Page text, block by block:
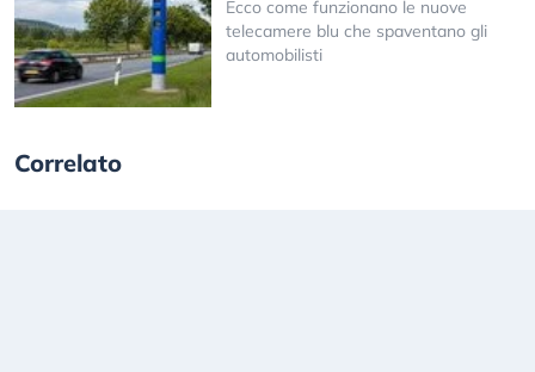
Ecco come funzionano le nuove
telecamere blu che spaventano gli
automobilisti
Correlato